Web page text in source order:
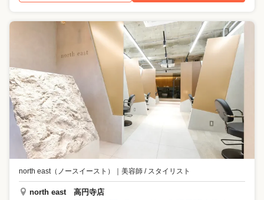
north east（ノースイースト） 美容師 / スタイリスト
north east 高円寺店